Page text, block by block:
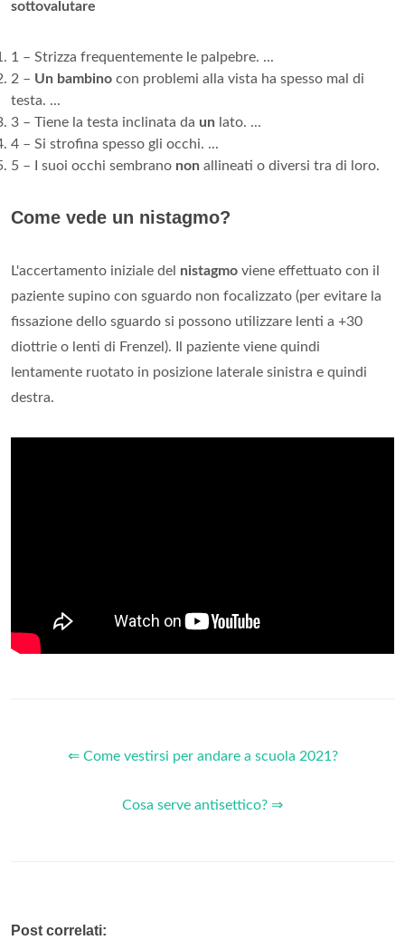
sottovalutare
1 – Strizza frequentemente le palpebre. ...
2 – Un bambino con problemi alla vista ha spesso mal di
testa. ...
3 – Tiene la testa inclinata da un lato. ...
4 – Si strofina spesso gli occhi. ...
5 – I suoi occhi sembrano non allineati o diversi tra di loro.
Come vede un nistagmo?
L'accertamento iniziale del nistagmo viene effettuato con il
paziente supino con sguardo non focalizzato (per evitare la
fissazione dello sguardo si possono utilizzare lenti a +30
diottrie o lenti di Frenzel). Il paziente viene quindi
lentamente ruotato in posizione laterale sinistra e quindi
destra.
⇐ Come vestirsi per andare a scuola 2021?
Cosa serve antisettico? ⇒
Post correlati: